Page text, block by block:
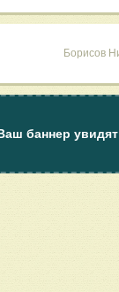
Борисов
баннер